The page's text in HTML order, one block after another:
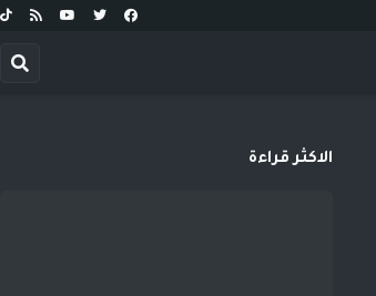
الاكثر قراءة